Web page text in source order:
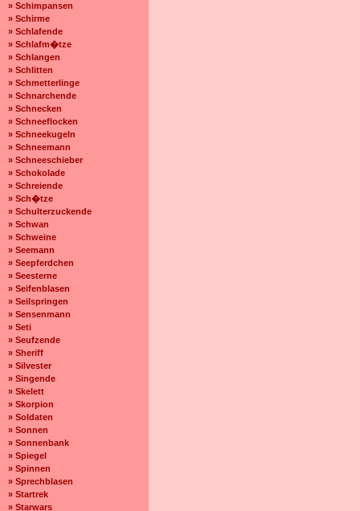
» Schimpansen
» Schirme
» Schlafende
» Schlafm�tze
» Schlangen
» Schlitten
» Schmetterlinge
» Schnarchende
» Schnecken
» Schneeflocken
» Schneekugeln
» Schneemann
» Schneeschieber
» Schokolade
» Schreiende
» Sch�tze
» Schulterzuckende
» Schwan
» Schweine
» Seemann
» Seepferdchen
» Seesterne
» Seifenblasen
» Seilspringen
» Sensenmann
» Seti
» Seufzende
» Sheriff
» Silvester
» Singende
» Skelett
» Skorpion
» Soldaten
» Sonnen
» Sonnenbank
» Spiegel
» Spinnen
» Sprechblasen
» Startrek
» Starwars